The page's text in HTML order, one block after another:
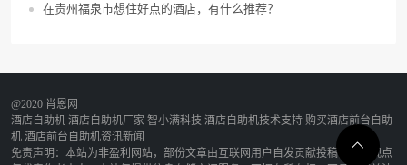
在贵州福泉市想住好点的酒店，有什么推荐？
@2020 肖恩网
酒店自助机 酒店自助机厂家 智小满科技 酒店自助机技术支持 购买酒店前台自助
机 酒店前台自助机资讯新闻
免责声明：本站为非盈利网站，部份文章由互联网用户自发贡献投稿，该文观点